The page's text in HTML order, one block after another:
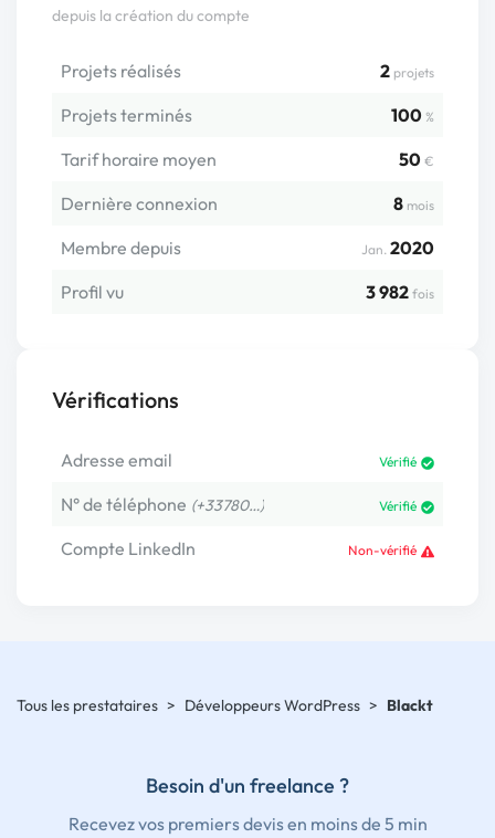
depuis la création du compte
Projets réalisés 2 projets
Projets terminés 100 %
Tarif horaire moyen 50 €
Dernière connexion 8 mois
Membre depuis Jan. 2020
Profil vu
3 982 fois
Vérifications
Adresse email Vérifié
N° de téléphone (+33780…) Vérifié
Compte LinkedIn Non-vérifié
Tous les prestataires > Développeurs WordPress > Blackt
Besoin d'un freelance ?
Recevez vos premiers devis en moins de 5 min